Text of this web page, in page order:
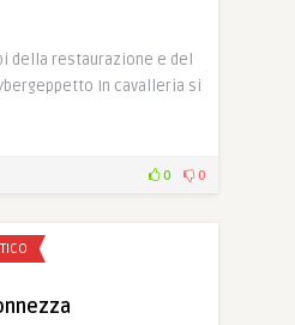
della restaurazione e del
In cavalleria si
0 0